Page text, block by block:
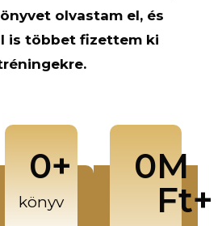
olvastam el, és
is többet fizettem ki
könyv
0+ 0M
Ft+